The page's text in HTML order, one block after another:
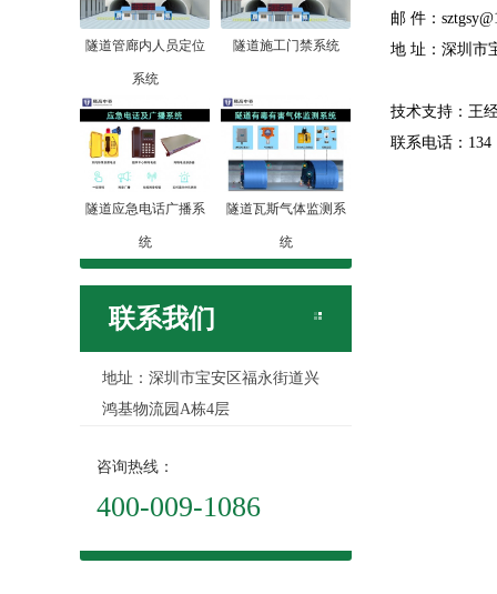
隧道管廊内人员定位
系统
隧道施工门禁系统
隧道应急电话广播系
统
隧道瓦斯气体监测系
统
联系我们
地址：深圳市宝安区福永街道兴
鸿基物流园A栋4层
咨询热线：
400-009-1086
邮 件：
地 址：深圳市
技术支持：王
联系电话：134